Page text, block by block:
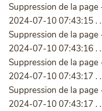
Suppression de la
2024-07-10 07:43:15 . .
Suppression de la
2024-07-10 07:43:16 . .
Suppression de la
2024-07-10 07:43:17 . .
Suppression de la
2024-07-10 07:43:17 . .